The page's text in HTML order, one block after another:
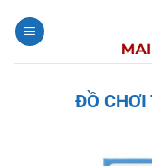
qua
ĐỒ CHƠI